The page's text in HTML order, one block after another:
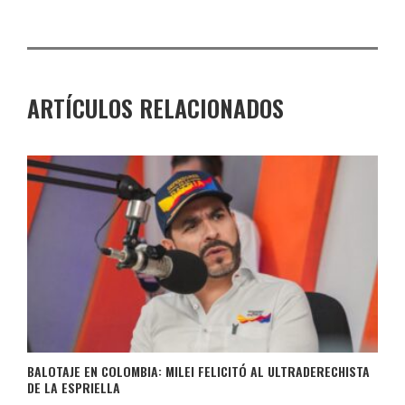
ARTÍCULOS RELACIONADOS
BALOTAJE EN COLOMBIA: MILEI FELICITÓ AL ULTRADERECHISTA
DE LA ESPRIELLA